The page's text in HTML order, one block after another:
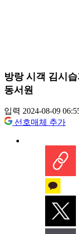
방랑 시객 김시
동서원
입력 2024-08-09
선호매체 추가